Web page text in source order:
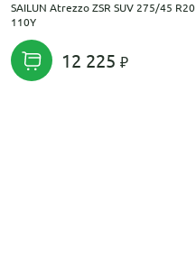
SAILUN Atrezzo ZSR SUV 275/45 R20
110Y
12 225